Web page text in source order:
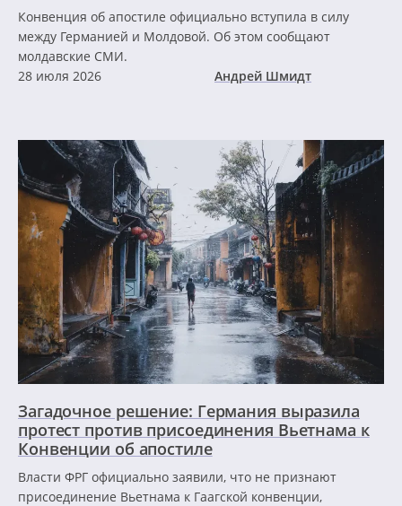
Конвенция об апостиле официально вступила в силу
между Германией и Молдовой. Об этом сообщают
молдавские СМИ.
28 июля 2026
Андрей Шмидт
Загадочное решение: Германия выразила
протест против присоединения Вьетнама к
Конвенции об апостиле
Власти ФРГ официально заявили, что не признают
присоединение Вьетнама к Гаагской конвенции,